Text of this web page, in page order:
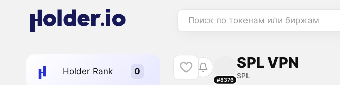
Поиск по токенам или биржам
Holder Rank
#8376
SPL VPN
SPL